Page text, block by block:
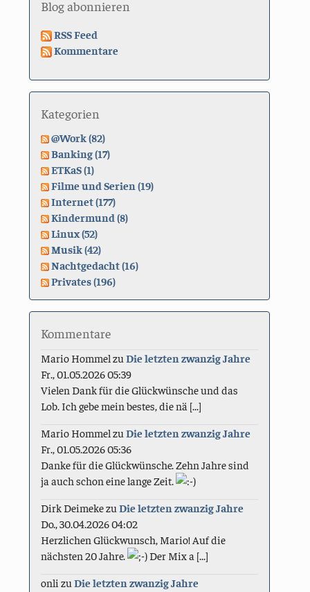
Blog abonnieren
RSS Feed
Kommentare
Kategorien
@Work (82)
Banking (17)
ETKaS (1)
Filme und Serien (19)
Internet (177)
Kindermund (8)
Linux (52)
Musik (42)
Nachtgedacht (16)
Privates (196)
Kommentare
Mario Hommel zuDie letzten zwanzig Jahre
Fr., 01.05.2026 05:39
Vielen Dank für die Glückwünsche und das
Lob. Ich gebe mein bestes, die nä [...]
Mario Hommel zuDie letzten zwanzig Jahre
Fr., 01.05.2026 05:36
Danke für die Glückwünsche. Zehn Jahre sind
ja auch schon eine lange Zeit.
Dirk DeimekezuDie letzten zwanzig Jahre
Do., 30.04.2026 04:02
Herzlichen Glückwunsch, Mario! Auf die
nächsten 20 Jahre.
Der Mix a [...]
onli zuDie letzten zwanzig Jahre